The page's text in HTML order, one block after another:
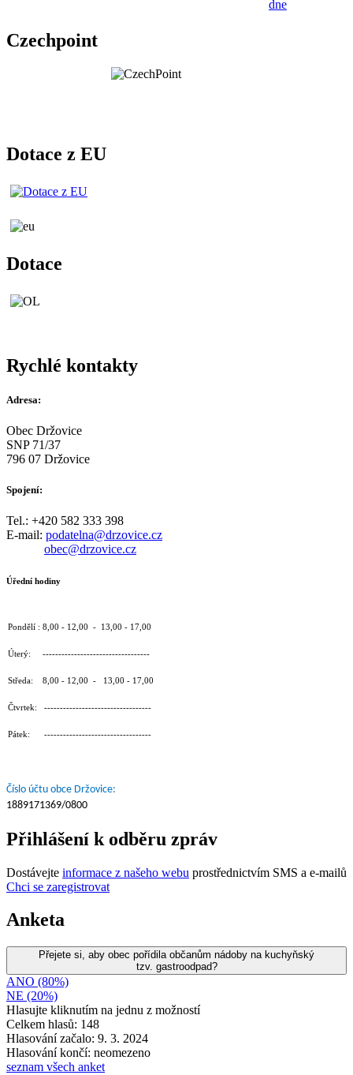
dne
Czechpoint
Dotace z EU
Dotace
Rychlé kontakty
Adresa:
Obec Držovice
SNP 71/37
796 07 Držovice
Spojení:
Tel.: +420 582 333 398
E-mail: podatelna@drzovice.cz
obec@drzovice.cz
Úřední hodiny
Pondělí : 8,00 - 12,00 - 13,00 - 17,00
Úterý: ----------------------------------
Středa: 8,00 - 12,00 - 13,00 - 17,00
Čtvrtek: ----------------------------------
Pátek: ----------------------------------
Číslo účtu obce Držovice:
1889171369/0800
Přihlášení k odběru zpráv
Dostávejte informace z našeho webu prostřednictvím SMS a e-mailů
Chci se zaregistrovat
Anketa
Přejete si, aby obec pořídila občanům nádoby na kuchyňský
tzv. gastroodpad?
ANO (80%)
NE (20%)
Hlasujte kliknutím na jednu z možností
Celkem hlasů: 148
Hlasování začalo: 9. 3. 2024
Hlasování končí: neomezeno
seznam všech anket